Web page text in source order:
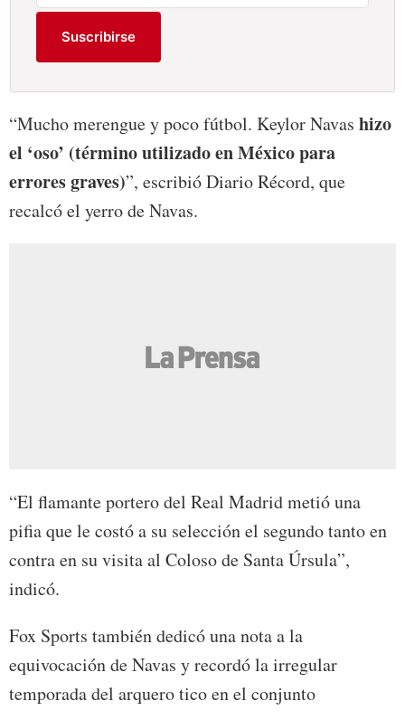
Suscribirse
“Mucho merengue y poco fútbol. Keylor Navas hizo
el ‘oso’ (término utilizado en México para
errores graves)”, escribió Diario Récord, que
recalcó el yerro de Navas.
“El flamante portero del Real Madrid metió una
pifia que le costó a su selección el segundo tanto en
contra en su visita al Coloso de Santa Úrsula”,
indicó.
Fox Sports también dedicó una nota a la
equivocación de Navas y recordó la irregular
temporada del arquero tico en el conjunto